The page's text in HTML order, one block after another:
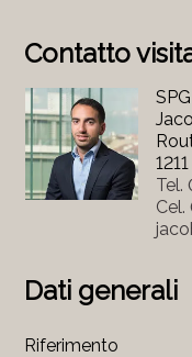
Contatto
Tel.
Cel.
Dati generali
Riferimento